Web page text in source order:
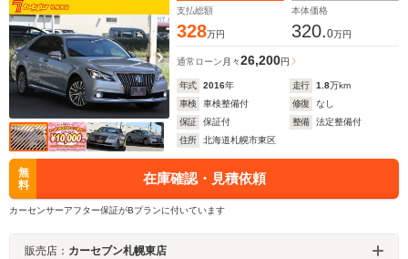
メモリー付パワーシート ETC LEDライト
支払総額
328万円
本体価格
320.0万円
通常ローン 月々26,200円
年式 2016年 走行 1.8万km
車検
車検整備付 修復
なし
保証
保証付 整備
法定整備付
住所
北海道札幌市東区
無
料
在庫確認・見積依頼
カーセンサーアフター保証がBプランに付いています
販売店： カーセブン札幌東店